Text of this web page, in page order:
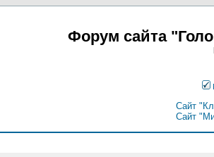
Форум сайта
Сайт
Сайт